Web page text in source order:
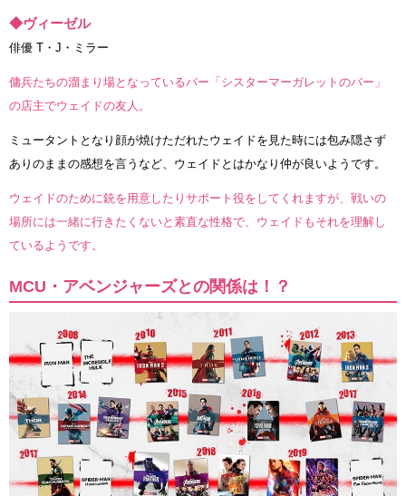
◆ヴィーゼル
俳優 T・J・ミラー
傭兵たちの溜まり場となっているバー「シスターマーガレットのバー」
の店主でウェイドの友人。
ミュータントとなり顔が焼けただれたウェイドを見た時には包み隠さず
ありのままの感想を言うなど、ウェイドとはかなり仲が良いようです。
ウェイドのために銃を用意したりサポート役をしてくれますが、戦いの
場所には一緒に行きたくないと素直な性格で、ウェイドもそれを理解し
ているようです。
MCU・アベンジャーズとの関係は！？